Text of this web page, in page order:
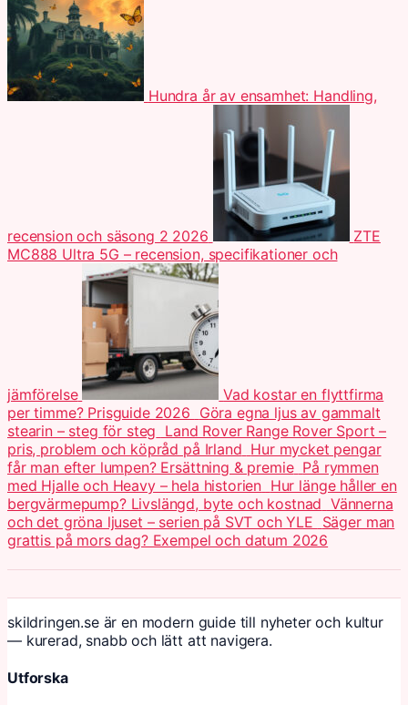
Hundra år av ensamhet: Handling,
recension och säsong 2 2026
ZTE
MC888 Ultra 5G – recension, specifikationer och
jämförelse
Vad kostar en flyttfirma
per timme? Prisguide 2026 Göra egna ljus av gammalt
stearin – steg för steg Land Rover Range Rover Sport –
pris, problem och köpråd på Irland Hur mycket pengar
får man efter lumpen? Ersättning & premie På rymmen
med Hjalle och Heavy – hela historien Hur länge håller en
bergvärmepump? Livslängd, byte och kostnad Vännerna
och det gröna ljuset – serien på SVT och YLE Säger man
grattis på mors dag? Exempel och datum 2026
skildringen.se är en modern guide till nyheter och kultur
— kurerad, snabb och lätt att navigera.
Utforska